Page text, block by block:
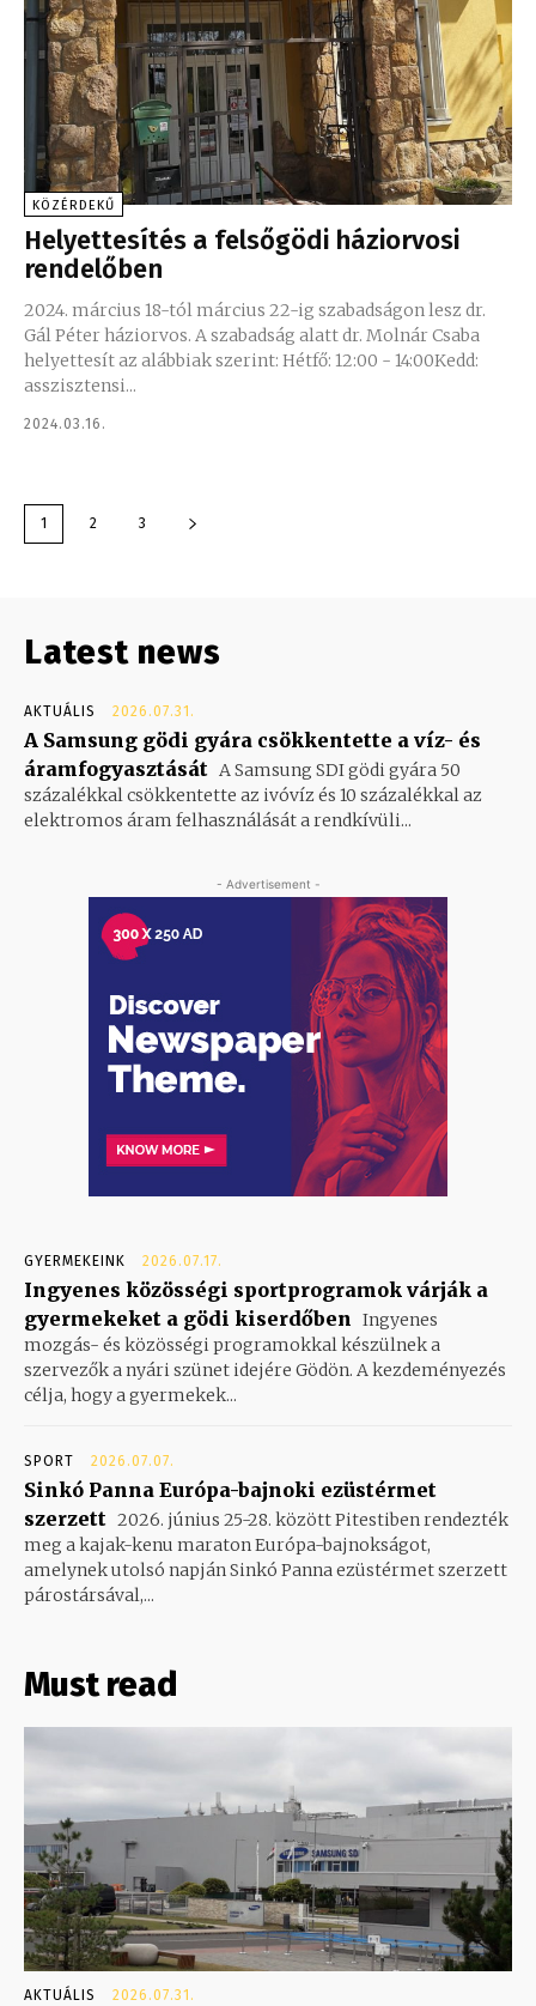
KÖZÉRDEKŰ
Helyettesítés a felsőgödi háziorvosi
rendelőben
2024. március 18-tól március 22-ig szabadságon lesz dr.
Gál Péter háziorvos. A szabadság alatt dr. Molnár Csaba
helyettesít az alábbiak szerint: Hétfő: 12:00 - 14:00Kedd:
asszisztensi...
2024.03.16.
1 2 3
Latest news
AKTUÁLIS 2026.07.31.
A Samsung gödi gyára csökkentette a víz- és
áramfogyasztását A Samsung SDI gödi gyára 50
százalékkal csökkentette az ivóvíz és 10 százalékkal az
elektromos áram felhasználását a rendkívüli...
- Advertisement -
GYERMEKEINK 2026.07.17.
Ingyenes közösségi sportprogramok várják a
gyermekeket a gödi kiserdőben Ingyenes
mozgás- és közösségi programokkal készülnek a
szervezők a nyári szünet idejére Gödön. A kezdeményezés
célja, hogy a gyermekek...
SPORT 2026.07.07.
Sinkó Panna Európa-bajnoki ezüstérmet
szerzett 2026. június 25-28. között Pitestiben rendezték
meg a kajak-kenu maraton Európa-bajnokságot,
amelynek utolsó napján Sinkó Panna ezüstérmet szerzett
párostársával,...
Must read
AKTUÁLIS 2026.07.31.